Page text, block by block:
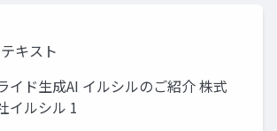
キスト
イド生成AI イルシルのご紹介 株式
イルシル 1